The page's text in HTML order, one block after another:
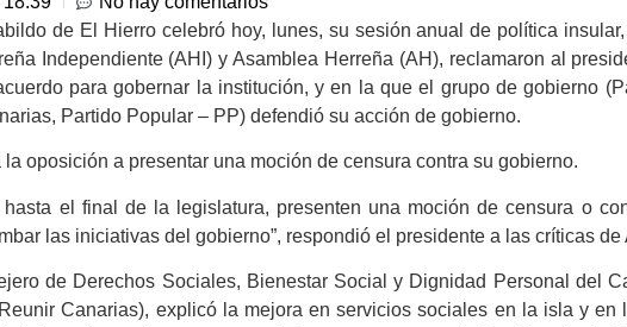
de El Hierro celebró hoy, lunes, su sesión anual de política
Independiente (AHI) y Asamblea Herreña (AH), reclamaron al
para gobernar la institución, y en la que el grupo de gobierno
Partido Popular – PP) defendió su acción de gobierno.
oposición a presentar una moción de censura contra su gobierno.
hasta el final de la legislatura, presenten una moción de censura o
las iniciativas del gobierno”, respondió el presidente a las críticas de
de Derechos Sociales, Bienestar Social y Dignidad Personal del
Canarias), explicó la mejora en servicios sociales en la isla y en